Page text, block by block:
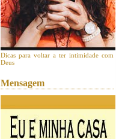
Dicas para voltar a ter intimidade com
Deus
Mensagem